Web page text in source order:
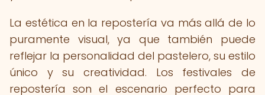
La estética en la repostería va más allá de lo
puramente visual, ya que también puede
reflejar la personalidad del pastelero, su estilo
único y su creatividad. Los festivales de
repostería son el escenario perfecto para